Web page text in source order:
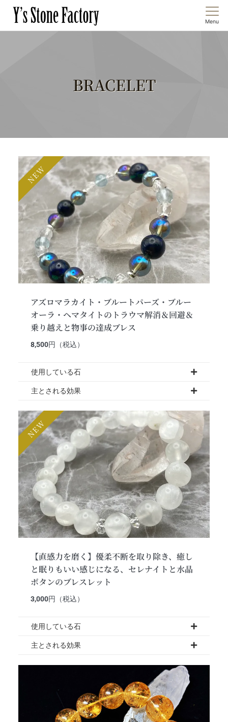
Menu
BRACELET
アズロマラカイト・ブルートパーズ・ブルー
オーラ・ヘマタイトのトラウマ解消＆回避＆
乗り越えと物事の達成ブレス
8,500円（税込）
NEW
使用している石
主とされる効果
【直感力を磨く】優柔不断を取り除き、癒し
と眠りもいい感じになる、セレナイトと水晶
ボタンのブレスレット
3,000円（税込）
NEW
使用している石
主とされる効果